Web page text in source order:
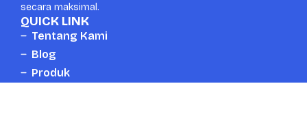
secara maksimal.
QUICK LINK
Tentang Kami
Blog
Produk